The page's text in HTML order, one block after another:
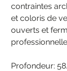
contraintes
et coloris de
ouverts et
Profondeur: